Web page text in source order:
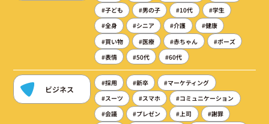
#子ども
#男の子 #10代
#学生
#全身
#シニア #介護
#健康
#買い物
#医療 #赤ちゃん
#ポーズ
#表情
#50代 #60代
ビジネス
#採用 #新卒
#マーケティング
#スーツ
#スマホ
#コミュニケーション
#会議
#プレゼン #上司
#謝罪